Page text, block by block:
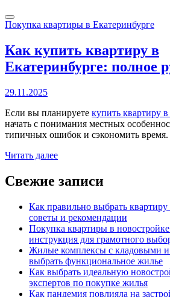
Покупка квартиры в Екатеринбурге
Как купить квартиру в
Екатеринбурге: полное
29.11.2025
Если вы планируете купить квартиру
начать с понимания местных
типичных ошибок и сэкономить время.
Читать далее
Свежие записи
Как правильно выбрать
советы и рекомендации
Покупка квартиры в
инструкция для грамотного
Жилые комплексы с кладовыми
выбрать функциональное жилье
Как выбрать идеальную
экспертов по покупке жилья
Как пандемия повлияла на